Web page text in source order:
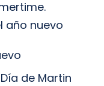
año nuevo
de Martin